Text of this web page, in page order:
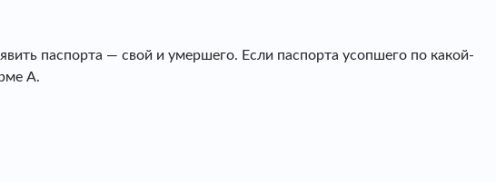
паспорта — свой и умершего. Если паспорта усопшего по какой-
А.